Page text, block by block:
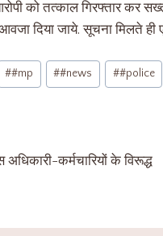
को तत्काल गिरफ्तार कर
दिया जाये. सूचना मिलते ही
##mp ##news ##police
कर्मचारियों के विरूद्ध